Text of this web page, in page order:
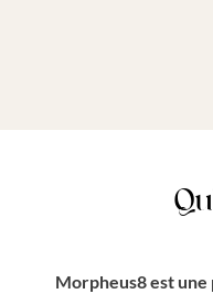
Morpheus8 est